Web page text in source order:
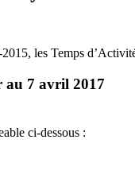
les Temps
au 7 avril 2017
ci-dessous :